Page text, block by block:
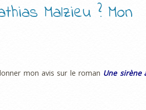
Malzieu ? Mon
mon avis sur le roman Une sirène